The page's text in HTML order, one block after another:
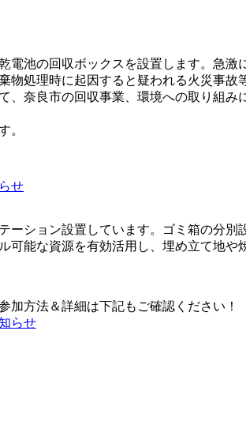
電池の回収ボックスを設置します。急激
処理時に起因すると疑われる火災事故
、奈良市の回収事業、環境への取り組み
。
せ
ション設置しています。ゴミ箱の分別
能な資源を有効活用し、埋め立て地や
加方法＆詳細は下記もご確認ください！
らせ